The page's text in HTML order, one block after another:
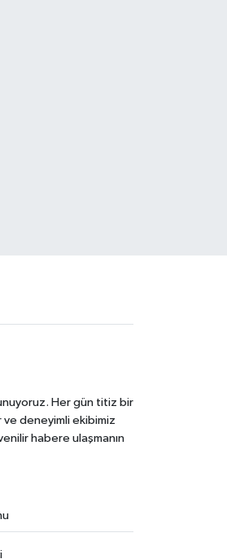
Her gün titiz bir
ve deneyimli ekibimiz
habere ulaşmanın